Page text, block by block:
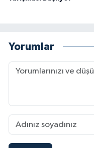
Yorumlar